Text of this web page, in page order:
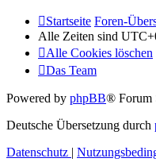
Startseite Foren-
Alle Zeiten sind
Alle Cookies löschen
Das Team
Powered by phpBB® Forum
Deutsche Übersetzung durch
Datenschutz |